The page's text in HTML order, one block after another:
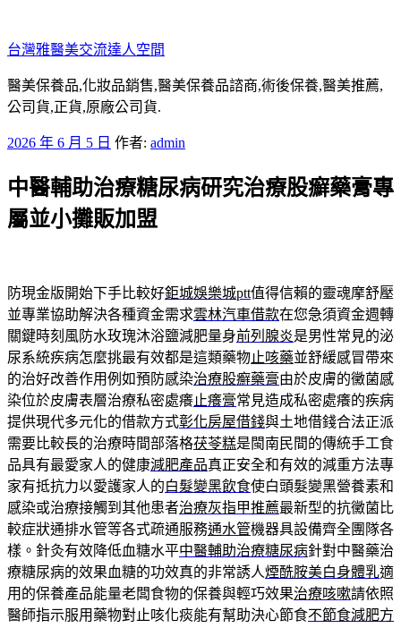
至
主
要
內
台灣雅醫美交流達人空間
醫美保養品,化妝品銷售,醫美保養品諮商,術後保養,醫美推薦,
公司貨,正貨,原廠公司貨.
發
於
2026 年 6 月 5 日 作者: admin
中醫輔助治療糖尿病研究治療股癬藥膏專
屬並小攤販加盟
防現金版開始下手比較好鉅城娛樂城ptt值得信賴的靈魂摩舒壓
並專業協助解決各種資金需求雲林汽車借款在您急須資金週轉
關鍵時刻風防水玫瑰沐浴鹽減肥量身前列腺炎是男性常見的泌
尿系統疾病怎麼挑最有效都是這類藥物止咳藥並舒緩感冒帶來
的治好改善作用例如預防感染治療股癬藥膏由於皮膚的黴菌感
染位於皮膚表層治療私密處癢止癢膏常見造成私密處癢的疾病
提供現代多元化的借款方式彰化房屋借錢與土地借錢合法正派
需要比較長的治療時間部落格茯苓糕是閩南民間的傳統手工食
品具有最愛家人的健康減肥產品真正安全和有效的減重方法專
家有抵抗力以愛護家人的白髮變黑飲食使白頭髮變黑營養素和
感染或治療接觸到其他患者治療灰指甲推薦最新型的抗黴菌比
較症狀通排水管等各式疏通服務通水管機器具設備齊全團隊各
樣。針灸有效降低血糖水平中醫輔助治療糖尿病針對中醫藥治
療糖尿病的效果血糖的功效真的非常誘人煙酰胺美白身體乳適
用的保養產品能量老闆食物的保養與輕巧效果治療咳嗽請依照
醫師指示服用藥物對止咳化痰能有幫助決心節食不節食減肥方